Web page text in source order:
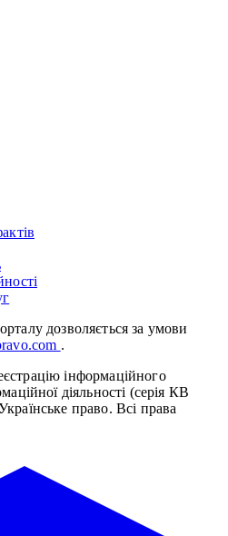
дозволяється за умови
.
інформаційного
діяльності (серія КВ
право. Всі права